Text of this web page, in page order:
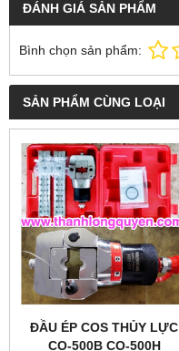
ĐÁNH GIÁ SẢN PHẨM
Bình chọn sản phẩm:
SẢN PHẨM CÙNG LOẠI
ĐẦU ÉP COS THỦY LỰC
CO-500B CO-500H